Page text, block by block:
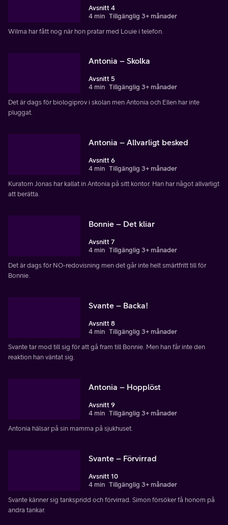
Avsnitt 4
4 min Tillgänglig 3+ månader
Wilma har fått nog när hon pratar med Louie i telefon.
Antonia – Skolka
Avsnitt 5
4 min Tillgänglig 3+ månader
Det är dags för biologiprov i skolan men Antonia och Ellen har inte
pluggat.
Antonia – Allvarligt besked
Avsnitt 6
4 min Tillgänglig 3+ månader
Kuratorn Jonas har kallat in Antonia på sitt kontor. Han har något allvarligt
att berätta.
Bonnie – Det kliar
Avsnitt 7
4 min Tillgänglig 3+ månader
Det är dags för NO-redovisning men det går inte helt smärtfritt till för
Bonnie.
Svante – Backa!
Avsnitt 8
4 min Tillgänglig 3+ månader
Svante tar mod till sig för att gå fram till Bonnie. Men han får inte den
reaktion han väntat sig.
Antonia – Hopplöst
Avsnitt 9
4 min Tillgänglig 3+ månader
Antonia hälsar på sin mamma på sjukhuset.
Svante – Förvirrad
Avsnitt 10
4 min Tillgänglig 3+ månader
Svante känner sig tankspridd och förvirrad. Simon försöker få honom på
andra tankar.